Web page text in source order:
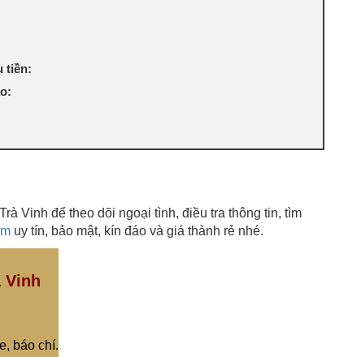
tiền:
Vinh để theo dõi ngoại tình, điều tra thông tin, tìm
uy tín, bảo mật, kín đáo và giá thành rẻ nhé.
Vinh
báo chí.